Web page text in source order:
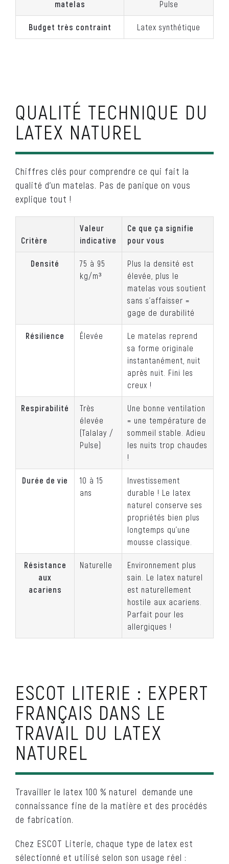
matelas Pulse
Budget très contraint Latex synthétique
QUALITÉ TECHNIQUE DU
LATEX NATUREL
Chiffres clés pour comprendre ce qui fait la
qualité d’un matelas. Pas de panique on vous
explique tout !
Critère
Valeur
indicative
Ce que ça signifie
pour vous
Densité
75 à 95
kg/m³
Plus la densité est
élevée, plus le
matelas vous soutient
sans s’affaisser =
gage de durabilité
Résilience Élevée
Le matelas reprend
sa forme originale
instantanément, nuit
après nuit. Fini les
creux !
Respirabilité
Très
élevée
(Talalay /
Pulse)
Une bonne ventilation
= une température de
sommeil stable. Adieu
les nuits trop chaudes
!
Durée de vie
10 à 15
ans
Investissement
durable ! Le latex
naturel conserve ses
propriétés bien plus
longtemps qu’une
mousse classique.
Résistance
aux
acariens
Naturelle
Environnement plus
sain. Le latex naturel
est naturellement
hostile aux acariens.
Parfait pour les
allergiques !
ESCOT LITERIE : EXPERT
FRANÇAIS DANS LE
TRAVAIL DU LATEX
NATUREL
Travailler le latex 100 % naturel demande une
connaissance fine de la matière et des procédés
de fabrication.
Chez ESCOT Literie, chaque type de latex est
sélectionné et utilisé selon son usage réel :